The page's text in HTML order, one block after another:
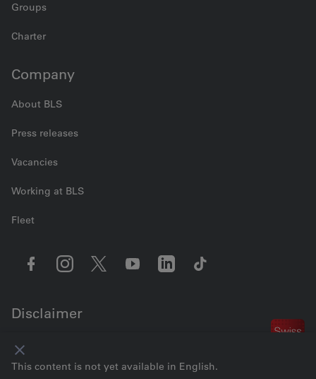
Groups
Charter
Company
About BLS
Press releases
Vacancies
Working at BLS
Fleet
Disclaimer
Legal information
Imprint
© 2026 BLS AG
This content is not yet available in English.